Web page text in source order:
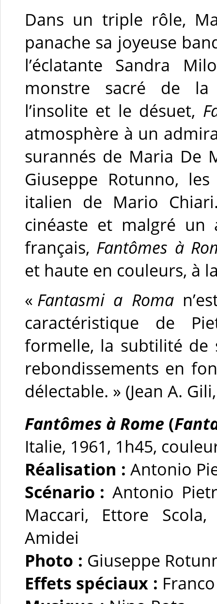
Dans un triple rôle,
panache sa joyeuse
l’éclatante Sandra
monstre sacré de la
l’insolite et le désuet,
atmosphère à un
surannés de Maria De
Giuseppe Rotunno,
italien de Mario
cinéaste et malgré
français, Fantômes à
et haute en couleurs, à
« Fantasmi a Roma
caractéristique de
formelle, la subtilité de
rebondissements en
délectable. » (Jean A.
Fantômes à Rome (
Italie, 1961, 1h45,
Réalisation : Antonio
Scénario : Antonio
Maccari, Ettore
Amidei
Photo : Giuseppe
Effets spéciaux :